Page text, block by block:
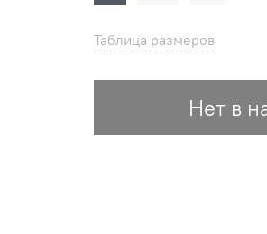
Таблица размеров
Нет в